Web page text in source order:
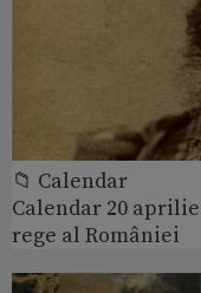
📁 Calendar
Calendar 20
rege al României